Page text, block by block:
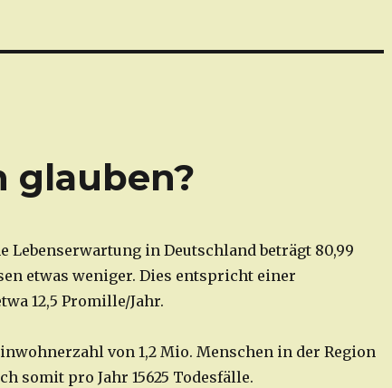
glauben?
in Deutschland beträgt 80,99
etwas weniger. Dies entspricht einer
12,5 Promille/Jahr.
von 1,2 Mio. Menschen in der Region
somit pro Jahr 15625 Todesfälle.